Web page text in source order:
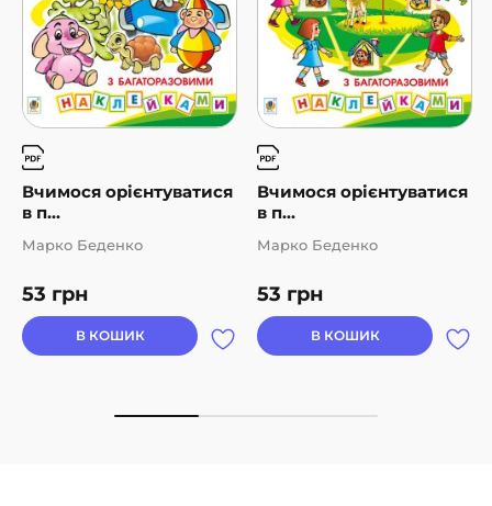
Вчимося орієнтуватися
в п...
53 грн
Марко Беденко
В КОШИК
Вчимося орієнтуватися
в п...
53 грн
Марко Беденко
В КОШИК